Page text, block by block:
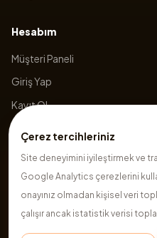
Çerez tercihleriniz
Site deneyimini iyileştirmek ve
Google Analytics çerezlerini
onayınız olmadan kişisel veri
çalışır ancak istatistik verisi
Hesabım
Müşteri Paneli
Giriş Yap
Kayıt Ol
2026 Hazırsite. Tüm hakları